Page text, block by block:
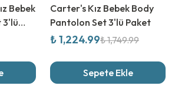
Bebek
3'lü
Carter's Kız Bebek Body
Pantolon Set 3'lü Paket
₺ 1,224.99₺ 1,749.99
Sepete Ekle